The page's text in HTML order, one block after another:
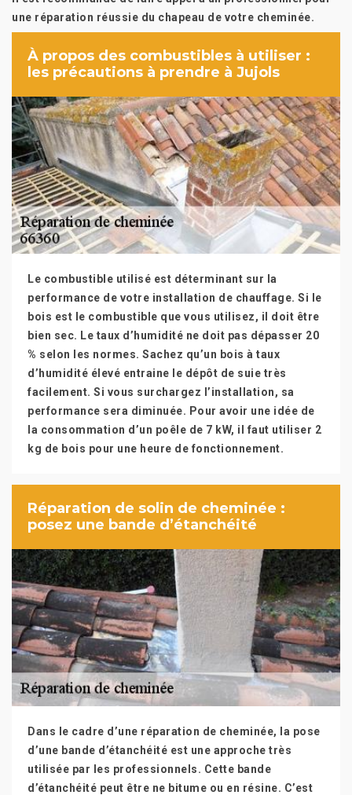
une réparation réussie du chapeau de votre cheminée.
À propos des combustibles à utiliser :
les précautions à prendre à Jujols
Le combustible utilisé est déterminant sur la
performance de votre installation de chauffage. Si le
bois est le combustible que vous utilisez, il doit être
bien sec. Le taux d’humidité ne doit pas dépasser 20
% selon les normes. Sachez qu’un bois à taux
d’humidité élevé entraine le dépôt de suie très
facilement. Si vous surchargez l’installation, sa
performance sera diminuée. Pour avoir une idée de
la consommation d’un poêle de 7 kW, il faut utiliser 2
kg de bois pour une heure de fonctionnement.
Réparation de solin de cheminée :
posez une bande d’étanchéité
Dans le cadre d’une réparation de cheminée, la pose
d’une bande d’étanchéité est une approche très
utilisée par les professionnels. Cette bande
d’étanchéité peut être ne bitume ou en résine. C’est